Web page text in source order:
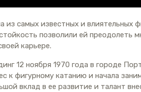
из самых известных и влиятельных
позволили ей преодолеть
карьере.
12 ноября 1970 года в городе
к фигурному катанию и начала
вклад в ее развитие и талант